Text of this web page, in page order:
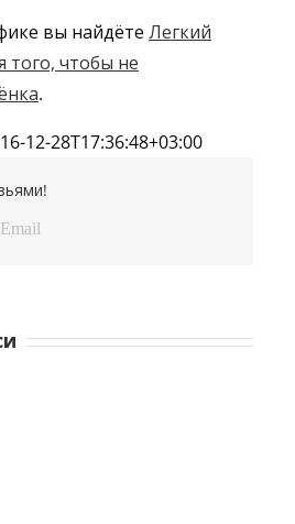
вы найдёте Легкий
того, чтобы не
.
12-28T17:36:48+03:00
Email